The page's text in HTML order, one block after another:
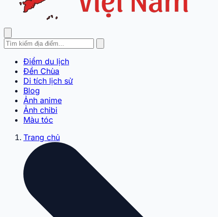
Điểm du lịch
Đền Chùa
Di tích lịch sử
Blog
Ảnh anime
Ảnh chibi
Màu tóc
Trang chủ